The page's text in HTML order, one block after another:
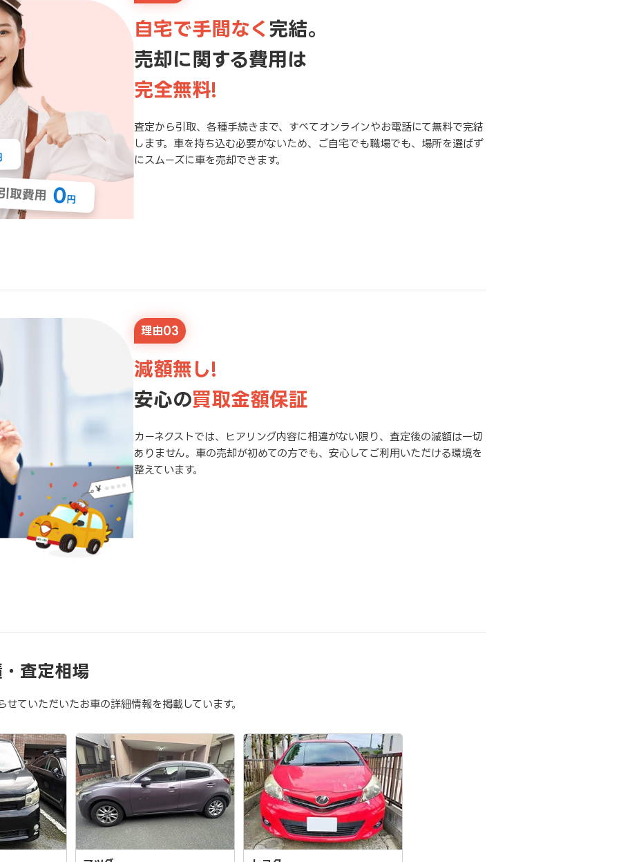
自宅で手間なく 完結。
売却に関する費用は
完全無料!
査定から引取、各種手続きまで、すべてオンラインやお電話にて無料で完結
します。車を持ち込む必要がないため、ご自宅でも職場でも、場所を選ばず
にスムーズに車を売却できます。
理由03
減額無し!
安心の買取金額保証
カーネクストでは、ヒアリング内容に相違がない限り、査定後の減額は一切
ありません。車の売却が初めての方でも、安心してご利用いただける環境を
整えています。
査定相場
ていただいたお車の詳細情報を掲載しています。